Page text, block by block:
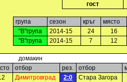
гост
група сезон кръг
място
"В"група
2014-15 24
16
"В"група
2014-15 7 12
домакин
отбор рез. отбор
Димитровград 2:0 Стара Загора